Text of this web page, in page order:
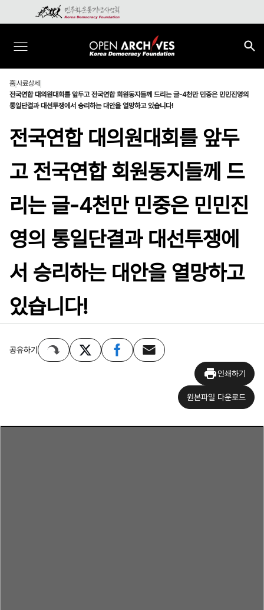
홈사료상세
전국연합 대의원대회를 앞두고 전국연합 회원동지들께 드리는 글-4천만 민중은 민민진영의
통일단결과 대선투쟁에서 승리하는 대안을 열망하고 있습니다!
전국연합 대의원대회를 앞두
고 전국연합 회원동지들께 드
리는 글-4천만 민중은 민민진
영의 통일단결과 대선투쟁에
서 승리하는 대안을 열망하고
있습니다!
공유하기
인쇄하기
원본파일 다운로드